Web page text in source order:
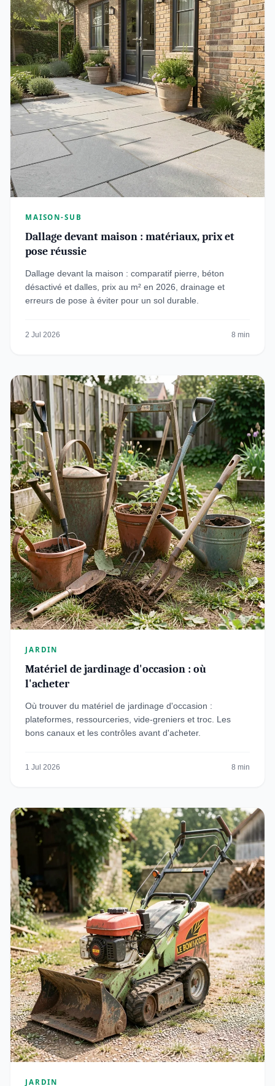
MAISON-SUB
Dallage devant maison : matériaux, prix et
pose réussie
Dallage devant la maison : comparatif pierre, béton
désactivé et dalles, prix au m² en 2026, drainage et
erreurs de pose à éviter pour un sol durable.
2 Jul 2026 8 min
JARDIN
Matériel de jardinage d'occasion : où
l'acheter
Où trouver du matériel de jardinage d'occasion :
plateformes, ressourceries, vide-greniers et troc. Les
bons canaux et les contrôles avant d'acheter.
1 Jul 2026 8 min
JARDIN